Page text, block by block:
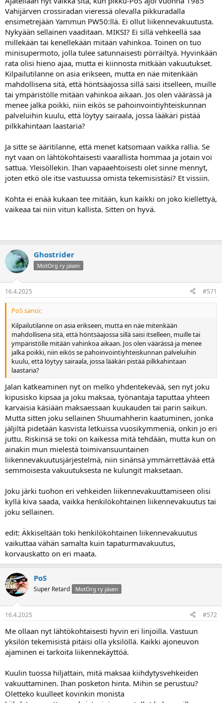
Vahijärven crossiradan vieressä olevalla pikkuradalla
ensimetrejään Yammun PW50:llä. Ei ollut liikennevakuutusta.
Nykyään sellainen vaaditaan. MIKSI? Ei sillä vehkeellä saa
millekään tai kenellekään mitään vahinkoa. Toinen on tuo
minisupermoto, jolla tulee satunnaisesti pörräiltyä. Hyvinkään
rata olisi hieno ajaa, mutta ei kiinnosta mitkään vakuutukset.
Kilpailutilanne on asia erikseen, mutta en näe mitenkään
mahdollisena sitä, että höntsäajossa sillä saisi itselleen, muille
tai ympäristölle mitään vahinkoa aikaan. Jos olen väärässä ja
menee jalka poikki, niin eikös se pahoinvointiyhteiskunnan
palveluihin kuulu, että löytyy sairaala, jossa lääkäri pistää
pilkkahintaan laastaria?
Ja sitte se ääritilanne, että menet katsomaan vaikka rallia. Se
nyt vaan on lähtökohtaisesti vaarallista hommaa ja jotain voi
sattua. Yleisöllekin. Ihan vapaaehtoisesti olet sinne mennyt,
joten etkö ole itse vastuussa omista tekemisistäsi? Et vissiin.
Kohta ei enää kukaan tee mitään, kun kaikki on joko kiellettyä,
vaikeaa tai niin vitun kallista. Sitten on hyvä.
Ghostrider
MotOrg ry jäsen
16.4.2025 #571
PoS sanoi:
Kilpailutilanne on asia erikseen, mutta en näe mitenkään
mahdollisena sitä, että höntsäajossa sillä saisi itselleen, muille tai
ympäristölle mitään vahinkoa aikaan. Jos olen väärässä ja menee
jalka poikki, niin eikös se pahoinvointiyhteiskunnan palveluihin
kuulu, että löytyy sairaala, jossa lääkäri pistää pilkkahintaan
laastaria?
Jalan katkeaminen nyt on melko yhdentekevää, sen nyt joku
kipusisko kipsaa ja joku maksaa, työnantaja taputtaa yhteen
karvaisia käsiään maksaessaan kuukauden tai parin saikun.
Mutta sitten joku sellainen Shuumahherin kaatuminen, jonka
jäljiltä pidetään kasvista letkuissa vuosikymmeniä, onkin jo eri
juttu. Riskinsä se toki on kaikessa mitä tehdään, mutta kun on
ainakin mun mielestä toimivansuuntainen
liikennevakuutusjärjestelmä, niin sinänsä ymmärrettävää että
semmoisesta vakuutuksesta ne kulungit maksetaan.
Joku järki tuohon eri vehkeiden liikennevakuuttamiseen olisi
kyllä kiva saada, vaikka henkilökohtainen liikennevakuutus tai
joku sellainen.
edit: Äkkiseltään toki henkilökohtainen liikennevakuutus
vaikuttaa vähän samalta kuin tapaturmavakuutus,
korvauskatto on eri maata.
PoS
Super Retard MotOrg ry jäsen
16.4.2025 #572
Me ollaan nyt lähtökohtaisesti hyvin eri linjoilla. Vastuun
yksilön tekemisistä pitäisi olla yksilöllä. Kaikki ajoneuvon
ajaminen ei tarkoita liikennekäyttöä.
Kuulin tuossa hiljattain, mitä maksaa kiihdytysvehkeiden
vakuuttaminen. Ihan posketon hinta. Mihin se perustuu?
Oletteko kuulleet kovinkin monista